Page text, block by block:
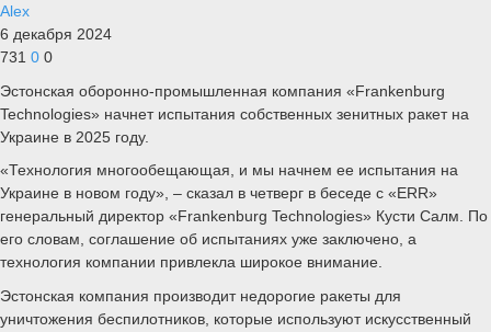
Alex
6 декабря 2024
731 0 0
Эстонская оборонно-промышленная компания «Frankenburg
Technologies» начнет испытания собственных зенитных ракет на
Украине в 2025 году.
«Технология многообещающая, и мы начнем ее испытания на
Украине в новом году», – сказал в четверг в беседе с «ERR»
генеральный директор «Frankenburg Technologies» Кусти Салм. По
его словам, соглашение об испытаниях уже заключено, а
технология компании привлекла широкое внимание.
Эстонская компания производит недорогие ракеты для
уничтожения беспилотников, которые используют искусственный